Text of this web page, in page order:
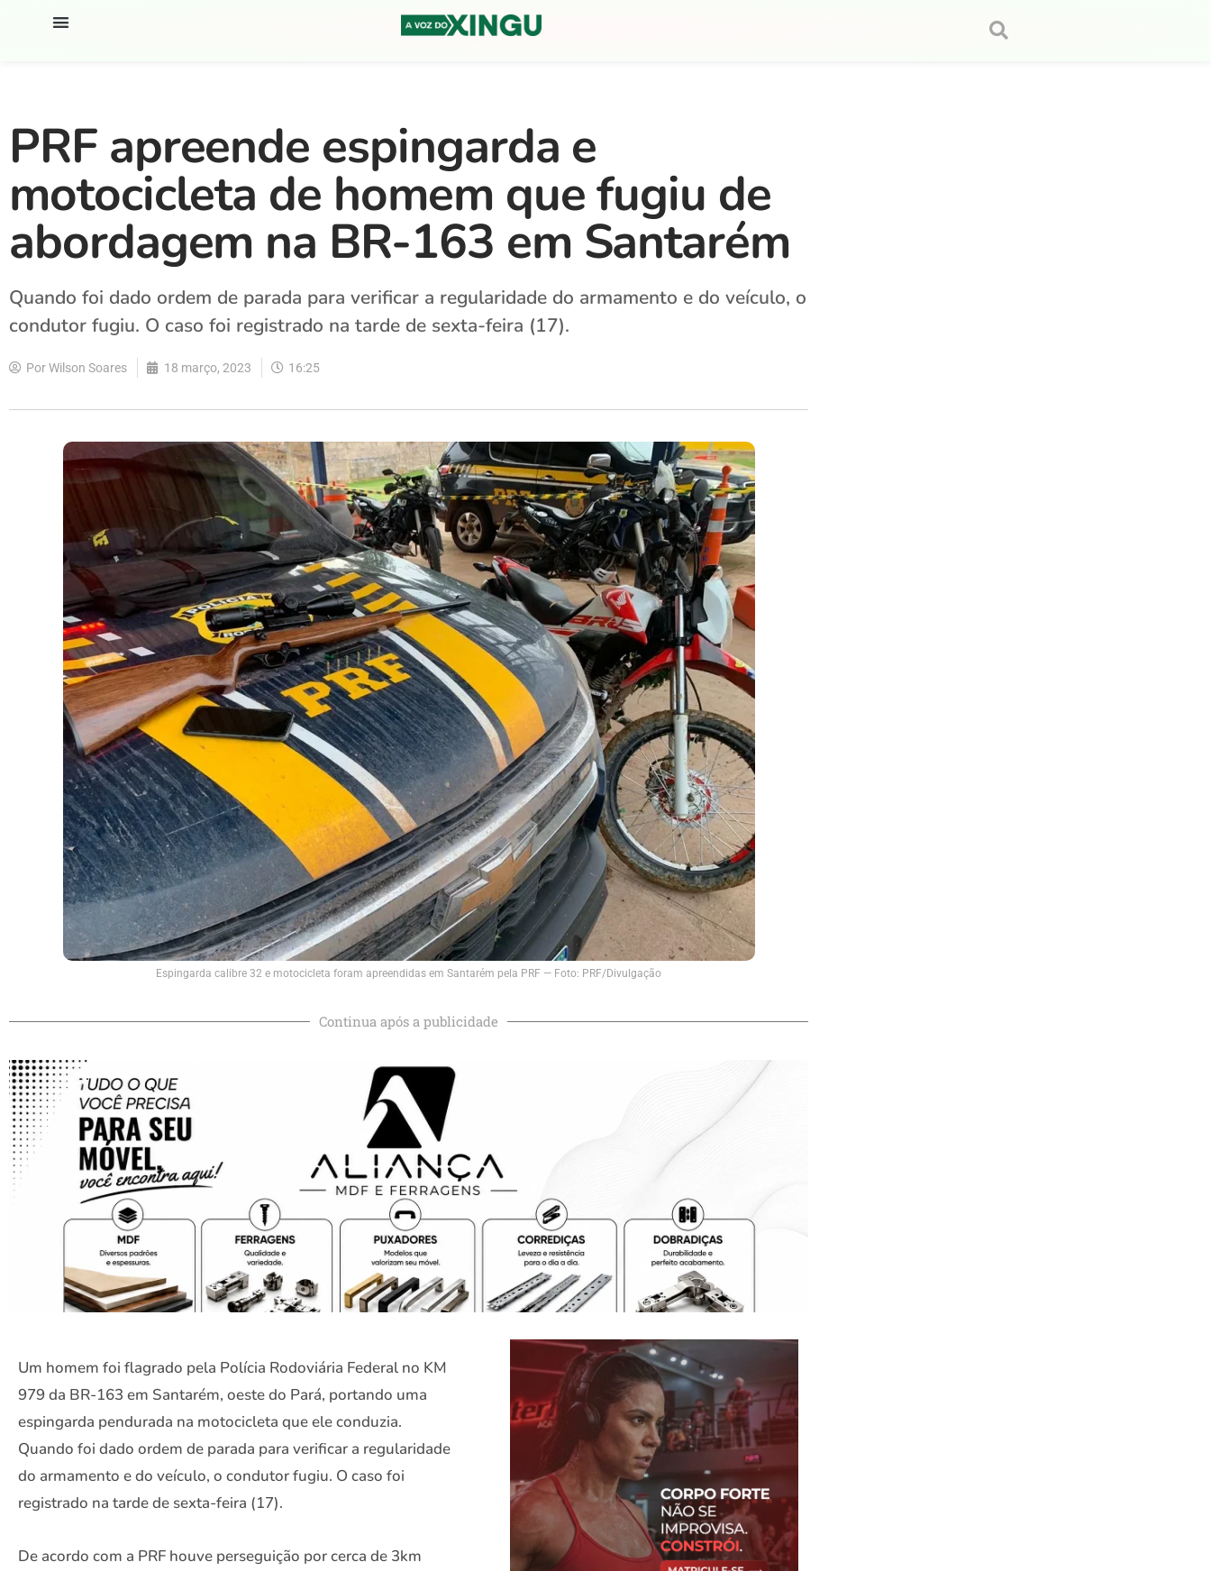
PRF apreende espingarda e
motocicleta de homem que fugiu de
abordagem na BR-163 em Santarém
Quando foi dado ordem de parada para verificar a regularidade do armamento e do veículo, o
condutor fugiu. O caso foi registrado na tarde de sexta-feira (17).
PorWilson Soares 18 março, 2023 16:25
Espingarda calibre 32 e motocicleta foram apreendidas em Santarém pela PRF — Foto: PRF/Divulgação
Continua após a publicidade
Um homem foi flagrado pela Polícia Rodoviária Federal no KM
979 da BR-163 em Santarém, oeste do Pará, portando uma
espingarda pendurada na motocicleta que ele conduzia.
Quando foi dado ordem de parada para verificar a regularidade
do armamento e do veículo, o condutor fugiu. O caso foi
registrado na tarde de sexta-feira (17).
De acordo com a PRF houve perseguição por cerca de 3km